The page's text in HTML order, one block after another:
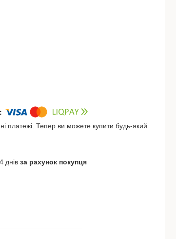
платежі. Тепер ви можете купити будь-який
днів за рахунок покупця